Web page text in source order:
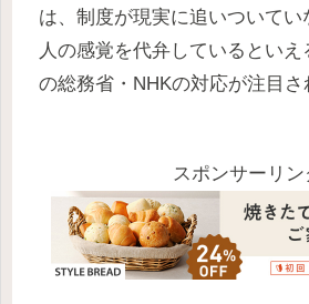
は、制度が現実に追いついて
人の感覚を代弁しているとい
の総務省・NHKの対応が注目さ
スポンサーリン